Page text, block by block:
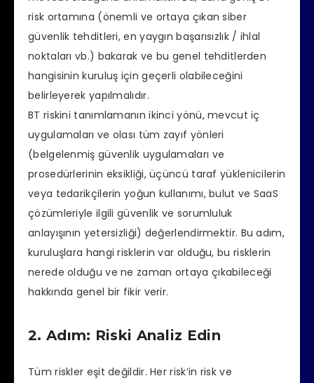
risk ortamına (önemli ve ortaya çıkan siber
güvenlik tehditleri, en yaygın başarısızlık / ihlal
noktaları vb.) bakarak ve bu genel tehditlerden
hangisinin kuruluş için geçerli olabileceğini
belirleyerek yapılmalıdır.
BT riskini tanımlamanın ikinci yönü, mevcut iç
uygulamaları ve olası tüm zayıf yönleri
(belgelenmiş güvenlik uygulamaları ve
prosedürlerinin eksikliği, üçüncü taraf yüklenicilerin
veya tedarikçilerin yoğun kullanımı, bulut ve SaaS
çözümleriyle ilgili güvenlik ve sorumluluk
anlayışının yetersizliği) değerlendirmektir. Bu adım,
kuruluşlara hangi risklerin var olduğu, bu risklerin
nerede olduğu ve ne zaman ortaya çıkabileceği
hakkında genel bir fikir verir.
2. Adım: Riski Analiz Edin
Tüm riskler eşit değildir. Her risk’in risk ve